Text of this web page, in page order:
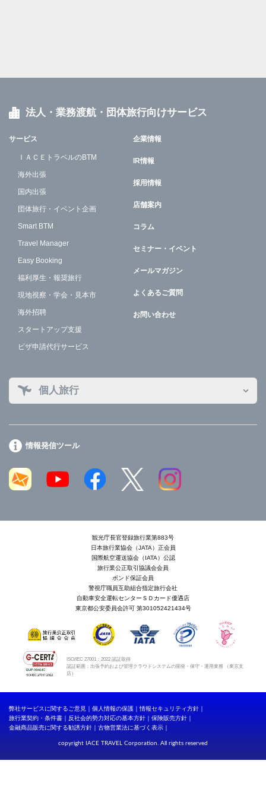
法人・業務渡航・団体旅行向けサービス
サービス
ＩＡＣＥトラベルのBTM
海外出張
国内出張
団体旅行・イベント企画
Smart BTM
Travel Manager
Easy Booking
福利厚生・報奨旅行
現地視察・学会・見本市
海外招聘
スタートアップ支援
ビザ申請代行サービス
企業情報
IR情報
採用情報
店舗案内
コラム
セミナー・イベント
メールマガジン
よくあるご質問
お問い合わせ
個人旅行
情報発信ツール
観光庁長官登録旅行業第883号
日本旅行業協会（JATA）正会員
国際航空運送協会（IATA）公認
旅行業公正取引協議会会員
ボンド保証会員
警視庁職員互助組合指定旅行会社
自動車安全運転センターＳＤカード優遇店
東京都公安委員会許可 第301052421434号
ISO/IEC 27001：2022 認証取得
認証範囲：出張予約および管理クラウドシステムの開発・保守・運用業務 （東京支
店）
弊社サービスに関するご意見 個人情報の保護
情報セキュリティ方針
旅行業契約・条件書
反社会的勢力対応の基本方針
保険販売方針
金融商品販売に関する勧誘方針
古物営業法に基づく表示
copyright IACE TRAVEL Corporation. All rights reserved